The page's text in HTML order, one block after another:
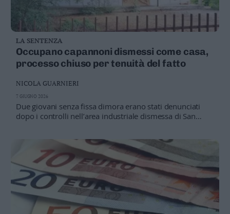
LA SENTENZA
Occupano capannoni dismessi come casa,
processo chiuso per tenuità del fatto
Due giovani senza fissa dimora erano stati denunciati
dopo i controlli nell’area industriale dismessa di San
sociale, dichiarando il fatto non punibile
NICOLA GUARNIERI
7 GIUGNO 2026